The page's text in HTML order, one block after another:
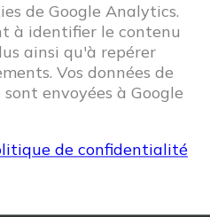
de Google Analytics.
à identifier le contenu
ainsi qu'à repérer
Vos données de
envoyées à Google
de confidentialité